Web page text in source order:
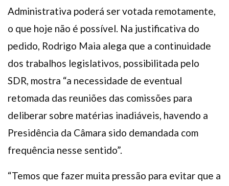
Administrativa poderá ser votada remotamente,
o que hoje não é possível. Na justificativa do
pedido, Rodrigo Maia alega que a continuidade
dos trabalhos legislativos, possibilitada pelo
SDR, mostra “a necessidade de eventual
retomada das reuniões das comissões para
deliberar sobre matérias inadiáveis, havendo a
Presidência da Câmara sido demandada com
frequência nesse sentido”.
“Temos que fazer muita pressão para evitar que a